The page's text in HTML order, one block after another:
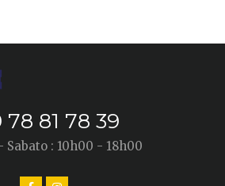
78 81 78 39
Sabato : 10h00 - 18h00